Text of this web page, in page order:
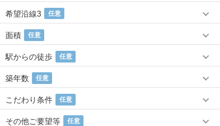
希望沿線3 任意
面積 任意
駅からの徒歩 任意
築年数 任意
こだわり条件 任意
その他ご要望等 任意